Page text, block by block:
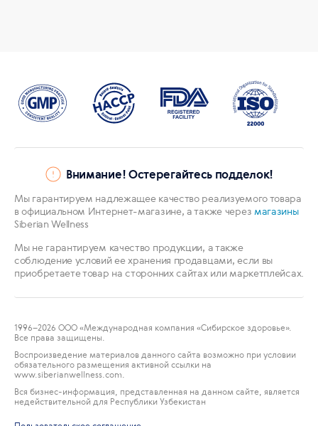
Внимание! Остерегайтесь подделок!
Мы гарантируем надлежащее качество реализуемого товара
в официальном Интернет-магазине, а также через магазины
Siberian Wellness
Мы не гарантируем качество продукции, а также
соблюдение условий ее хранения продавцами, если вы
приобретаете товар на сторонних сайтах или маркетплейсах.
1996–2026 ООО «Международная компания «Сибирское здоровье».
Все права защищены.
Воспроизведение материалов данного сайта возможно при условии
обязательного размещения активной ссылки на
www.siberianwellness.com.
Вся бизнес-информация, представленная на данном сайте, является
недействительной для Республики Узбекистан